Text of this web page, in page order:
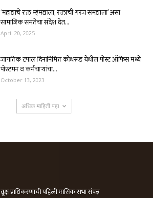
‘महाद्याचे रक्त म्हंमद्याला, रक्ताची गरज समद्याला’ असा
सामाजिक समतेचा संदेश देत...
April 20, 2025
जागतिक टपाल दिनानिमित्त कोथरूड येथील पोस्ट ऑफिस मध्ये
पोस्टमन व कर्मचाऱ्यांचा...
October 13, 2023
अधिक माहिती पहा
वृक्ष प्राधिकरणाची पहिली मासिक सभा संपन्न